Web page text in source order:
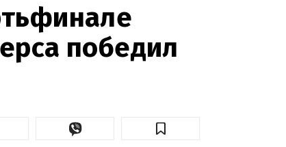
победил